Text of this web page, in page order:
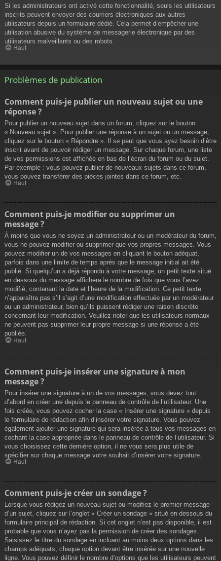
Si les administrateurs ont activé cette fonctionnalité, seuls les utilisateurs
inscrits peuvent envoyer des courriers électroniques aux autres
utilisateurs depuis un formulaire dédié. Cela permet d’empêcher une
utilisation abusive du système de messagerie électronique par des
utilisateurs malveillants ou des robots.
Haut
Problèmes de publication
Comment puis-je publier un nouveau sujet ou une
réponse ?
Pour publier un nouveau sujet dans un forum, cliquez sur le bouton
« Nouveau sujet ». Pour publier une réponse à un sujet ou un message,
cliquez sur le bouton « Répondre ». Il se peut que vous ayez besoin d’être
inscrit avant de pouvoir rédiger un message. Sur chaque forum, une liste
de vos permissions est affichée en bas de l’écran du forum ou du sujet.
Par exemple : vous pouvez publier de nouveaux sujets dans ce forum,
vous pouvez transférer des pièces jointes dans ce forum, etc.
Haut
Comment puis-je modifier ou supprimer un
message ?
À moins que vous ne soyez un administrateur ou un modérateur du forum,
vous ne pouvez modifier ou supprimer que vos propres messages. Vous
pouvez modifier un de vos messages en cliquant le bouton adéquat,
parfois dans une limite de temps après que le message initial ait été
publié. Si quelqu’un a déjà répondu à votre message, un petit texte situé
en dessous du message affichera le nombre de fois que vous l’avez
modifié, contenant la date et l’heure de la modification. Ce petit texte
n’apparaîtra pas s’il s’agit d’une modification effectuée par un modérateur
ou un administrateur, bien qu’ils puissent rédiger une raison discrète
concernant leur modification. Veuillez noter que les utilisateurs normaux
ne peuvent pas supprimer leur propre message si une réponse a été
publiée.
Haut
Comment puis-je insérer une signature à mon
message ?
Pour insérer une signature à un de vos messages, vous devez tout
d’abord en créer une depuis le panneau de contrôle de l’utilisateur. Une
fois créée, vous pouvez cocher la case « Insérer une signature » depuis
le formulaire de rédaction afin d’insérer votre signature. Vous pouvez
également ajouter une signature qui sera insérée à tous vos messages en
cochant la case appropriée dans le panneau de contrôle de l’utilisateur. Si
vous choisissez cette dernière option, il ne vous sera plus utile de
spécifier sur chaque message votre souhait d’insérer votre signature.
Haut
Comment puis-je créer un sondage ?
Lorsque vous rédigez un nouveau sujet ou modifiez le premier message
d’un sujet, cliquez sur l’onglet « Créer un sondage » situé en-dessous du
formulaire principal de rédaction. Si cet onglet n’est pas disponible, il est
probable que vous n’ayez pas la permission de créer des sondages.
Saisissez le titre du sondage en incluant au moins deux options dans les
champs adéquats, chaque option devant être insérée sur une nouvelle
ligne. Vous pouvez définir le nombre d’options que les utilisateurs peuvent